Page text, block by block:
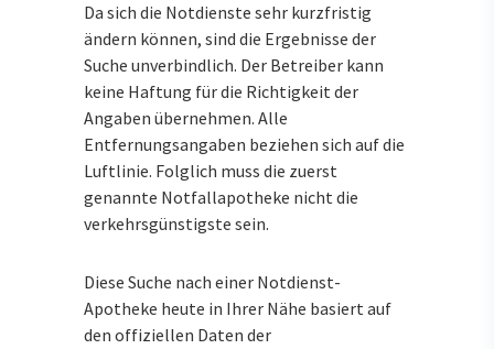
Da sich die Notdienste sehr kurzfristig
ändern können, sind die Ergebnisse der
Suche unverbindlich. Der Betreiber kann
keine Haftung für die Richtigkeit der
Angaben übernehmen. Alle
Entfernungsangaben beziehen sich auf die
Luftlinie. Folglich muss die zuerst
genannte Notfallapotheke nicht die
verkehrsgünstigste sein.
Diese Suche nach einer Notdienst-
Apotheke heute in Ihrer Nähe basiert auf
den offiziellen Daten der